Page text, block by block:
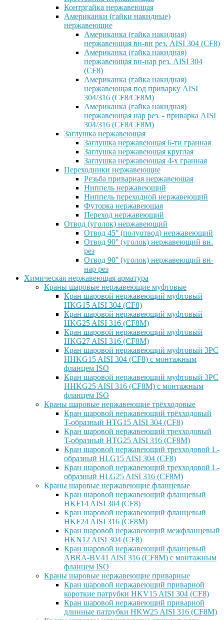
Контргайка нержавеющая
Американки (гайки накидные)
нержавеющие
Американка (гайка накидная)
нержавеющая вн-вн рез. AISI 304 (CF8)
Американка (гайка накидная)
нержавеющая вн-нар рез. AISI 304
(CF8)
Американка (гайка накидная)
нержавеющая под приварку AISI
304/316 (CF8/CF8M)
Американка (гайка накидная)
нержавеющая нар рез. - приварка AISI
304/316 (CF8/CF8M)
Заглушка нержавеющая
Заглушка нержавеющая 6-ти гранная
Заглушка нержавеющая круглая
Заглушка нержавеющая 4-х гранная
Переходники нержавеющие
Резьба приварная нержавеющая
Ниппель нержавеющий
Ниппель переходной нержавеющий
Футорка нержавеющая
Переход нержавеющий
Отвод (уголок) нержавеющий
Отвод 45° (полуотвод) нержавеющий
Отвод 90° (уголок) нержавеющий вн.
рез
Отвод 90° (уголок) нержавеющий вн-
нар рез
Химическая нержавеющая арматура
Краны шаровые нержавеющие муфтовые
Кран шаровой нержавеющий муфтовый
HKG15 AISI 304 (CF8)
Кран шаровой нержавеющий муфтовый
HKG25 AISI 316 (CF8M)
Кран шаровой нержавеющий муфтовый
HKG27 AISI 316 (CF8M)
Кран шаровой нержавеющий муфтовый 3PC
HHKG15 AISI 304 (CF8) с монтажным
фланцем ISO
Кран шаровой нержавеющий муфтовый 3PC
HHKG25 AISI 316 (CF8M) с монтажным
фланцем ISO
Краны шаровые нержавеющие трёхходовые
Кран шаровой нержавеющий трёхходовый
T-образный HTG15 AISI 304 (CF8)
Кран шаровой нержавеющий трехходовый
T-образный HTG25 AISI 316 (CF8M)
Кран шаровой нержавеющий трехходовой L-
образный HLG15 AISI 304 (CF8)
Кран шаровой нержавеющий трехходовой L-
образный HLG25 AISI 316 (CF8M)
Краны шаровые нержавеющие фланцевые
Кран шаровой нержавеющий фланцевый
HKF14 AISI 304 (CF8)
Кран шаровой нержавеющий фланцевый
HKF24 AISI 316 (CF8M)
Кран шаровой нержавеющий межфланцевый
HKN12 AISI 304 (CF8)
Кран шаровой нержавеющий фланцевый
ABRA-BV41 AISI 316 (CF8M) с монтажным
фланцем ISO
Краны шаровые нержавеющие приварные
Кран шаровой нержавеющий приварной
короткие патрубки HKV15 AISI 304 (CF8)
Кран шаровой нержавеющий приварной
длинные патрубки HKW25 AISI 316 (CF8M)